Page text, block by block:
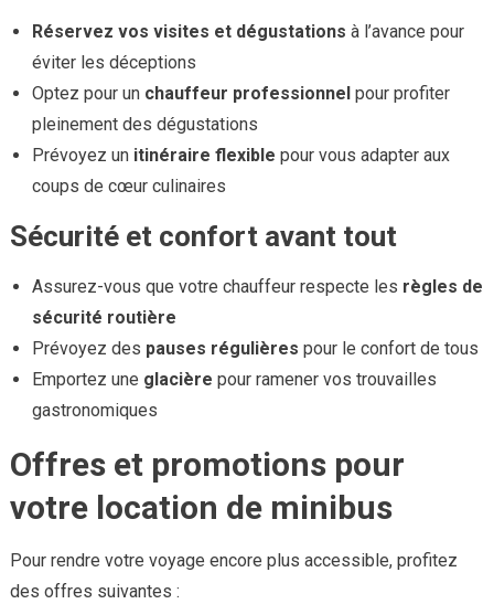
Réservez vos visites et dégustations à l’avance pour
éviter les déceptions
Optez pour un chauffeur professionnel pour profiter
pleinement des dégustations
Prévoyez un itinéraire flexible pour vous adapter aux
coups de cœur culinaires
Sécurité et confort avant tout
Assurez-vous que votre chauffeur respecte les règles de
sécurité routière
Prévoyez des pauses régulières pour le confort de tous
Emportez une glacière pour ramener vos trouvailles
gastronomiques
Offres et promotions pour
votre location de minibus
Pour rendre votre voyage encore plus accessible, profitez
des offres suivantes :